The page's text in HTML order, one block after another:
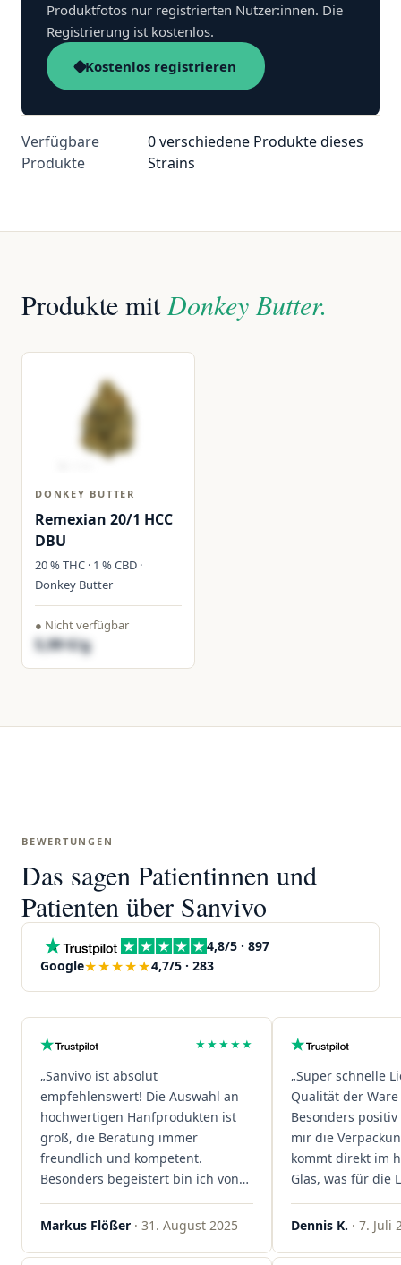
Produktfotos nur registrierten Nutzer:innen. Die
Registrierung ist kostenlos.
Kostenlos registrieren
Verfügbare
Produkte
0 verschiedene Produkte dieses
Strains
Produkte mitDonkey Butter.
DONKEY BUTTER
Remexian 20/1 HCC
DBU
20 % THC · 1 % CBD ·
Donkey Butter
● Nicht verfügbar
5,99 €/g
BEWERTUNGEN
Das sagen Patientinnen und
Patienten über Sanvivo
4,8/5 · 897
Google★★★★★4,7/5 · 283
★★★★★
„Sanvivo ist absolut
empfehlenswert! Die Auswahl an
hochwertigen Hanfprodukten ist
groß, die Beratung immer
freundlich und kompetent.
Besonders begeistert bin ich von
der schnellen Rezeptannahme –
alles läuft unkompliziert und
sind extrem zügig, was mir jedes
Markus Flößer · 31. August 2025
„Super schnelle
Qualität der
Besonders
mir die
kommt direkt im
Glas, was für die
ist. Ich bestelle
wieder!"
Dennis K. · 7. Juli